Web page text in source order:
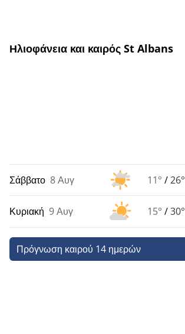
Ηλιοφάνεια και καιρός St Albans
Σάββατο 8 Αυγ 11° /26°
Κυριακή 9 Αυγ 15° /30°
Πρόγνωση καιρού 14 ημερών